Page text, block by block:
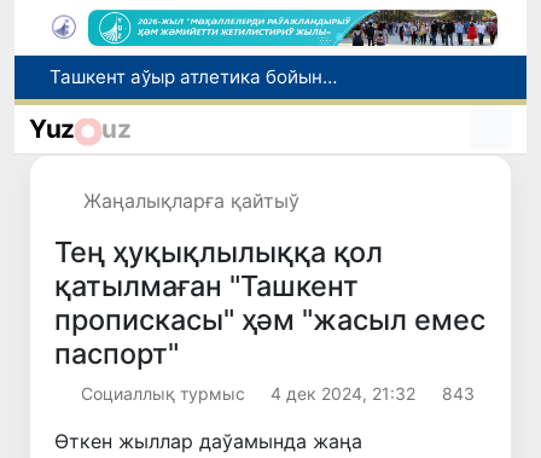
Ташкент аўыр атлетика бойынша Азия чемпионатына таярланбақта
Өзбекстанда Турақлы раўажланыў мақсетлери айлығы басланды
Yuz uz
Жаңалықларға қайтыў
Тең ҳуқықлылыққа қол
қатылмаған "Ташкент
пропискасы" ҳәм "жасыл емес
паспорт"
Социаллық турмыс 4 дек 2024, 21:32 843
Өткен жыллар даўамында жаңа